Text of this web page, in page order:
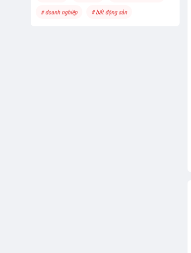
# doanh nghiệp # bất động sản